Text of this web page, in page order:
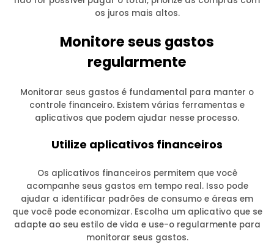
os juros mais altos.
Monitore seus gastos
regularmente
Monitorar seus gastos é fundamental para manter o
controle financeiro. Existem várias ferramentas e
aplicativos que podem ajudar nesse processo.
Utilize aplicativos financeiros
Os aplicativos financeiros permitem que você
acompanhe seus gastos em tempo real. Isso pode
ajudar a identificar padrões de consumo e áreas em
que você pode economizar. Escolha um aplicativo que se
adapte ao seu estilo de vida e use-o regularmente para
monitorar seus gastos.